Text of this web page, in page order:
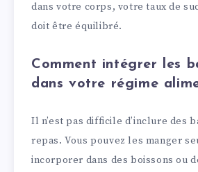
dans votre corps, votre taux de
doit être équilibré.
Comment intégrer les
dans votre régime
Il n’est pas difficile d’inclure des
repas. Vous pouvez les manger
incorporer dans des boissons ou